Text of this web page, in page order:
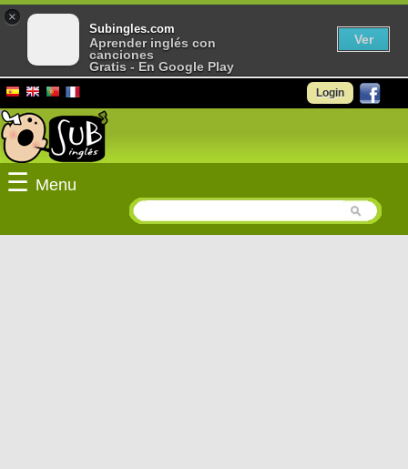
Login
☰ Menu
×
Subingles.com
Aprender inglés con
canciones
Gratis - En Google Play
Ver